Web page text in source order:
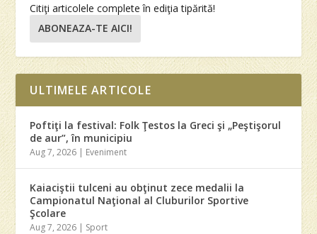
Citiţi articolele complete în ediţia tipărită!
ABONEAZA-TE AICI!
ULTIMELE ARTICOLE
Poftiţi la festival: Folk Ţestos la Greci şi „Peştişorul
de aur”, în municipiu
Aug 7, 2026 | Eveniment
Kaiaciştii tulceni au obţinut zece medalii la
Campionatul Naţional al Cluburilor Sportive
Şcolare
Aug 7, 2026 | Sport